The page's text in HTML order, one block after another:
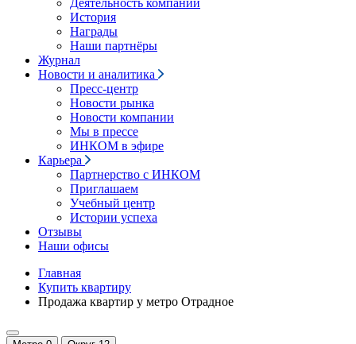
Деятельность компании
История
Награды
Наши партнёры
Журнал
Новости и аналитика
Пресс-центр
Новости рынка
Новости компании
Мы в прессе
ИНКОМ в эфире
Карьера
Партнерство с ИНКОМ
Приглашаем
Учебный центр
Истории успеха
Отзывы
Наши офисы
Главная
Купить квартиру
Продажа квартир у метро Отрадное